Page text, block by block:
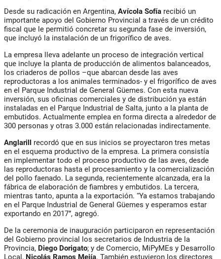
Desde su radicación en Argentina, Avícola Sofía recibió un
importante apoyo del Gobierno Provincial a través de un crédito
fiscal que le permitió concretar su segunda fase de inversión,
que incluyó la instalación de un frigorífico de aves.
La empresa lleva adelante un proceso de integración vertical
que incluye la planta de producción de alimentos balanceados,
los criaderos de pollos –que abarcan desde las aves
reproductoras a los animales terminados- y el frigorífico de aves
en el Parque Industrial de General Güemes. Con esta nueva
inversión, sus oficinas comerciales y de distribución ya están
instaladas en el Parque Industrial de Salta, junto a la planta de
embutidos. Actualmente emplea en forma directa a alrededor de
300 personas y otras 3.000 están relacionadas indirectamente.
Anglarill recordó que en sus inicios se proyectaron tres metas
en el esquema productivo de la empresa. La primera consistía
en implementar todo el proceso productivo de las aves, desde
las reproductoras hasta el procesamiento y la comercialización
del pollo faenado. La segunda, recientemente alcanzada, era la
fábrica de elaboración de fiambres y embutidos. La tercera,
mientras tanto, apunta a la exportación. “Ya estamos trabajando
en el Parque Industrial de General Güemes y esperamos estar
exportando en 2017”, agregó.
De la ceremonia de inauguración participaron en representación
del Gobierno provincial los secretarios de Industria de la
Provincia, Diego Dorigato; y de Comercio, MiPyMEs y Desarrollo
Local, Nicolás Ramos Mejía. También estuvieron los directores